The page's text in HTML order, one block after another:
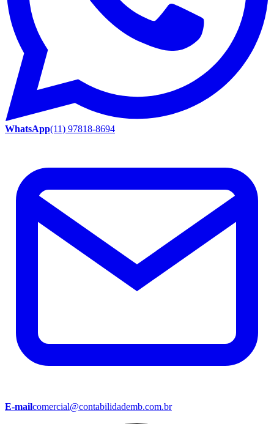
WhatsApp(11) 97818-8694
E-mailcomercial@contabilidademb.com.br